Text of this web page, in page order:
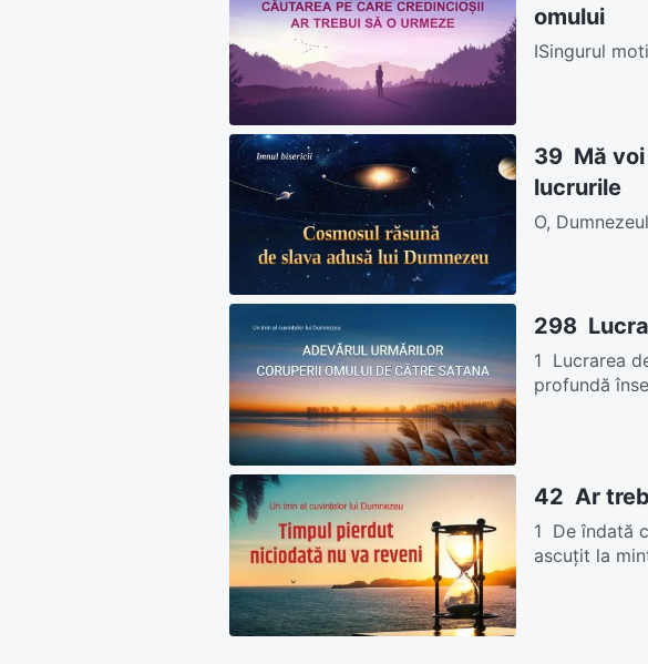
omului
ISingurul
39 Mă
lucrurile
O,
298
1 Lucrarea
profundă
42 Ar
1 De îndată
ascuţit la